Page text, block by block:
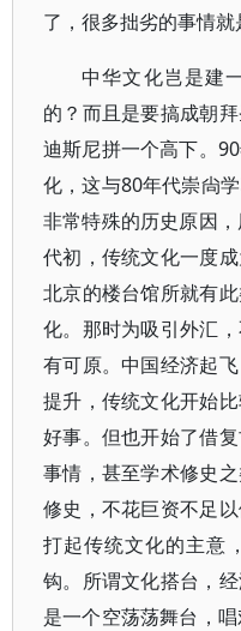
了，很多拙劣的事情就
中华文化岂是建
的？而且是要搞成朝
迪斯尼拼一个高下。
化，这与80年代崇尙
非常特殊的历史原因
代初，传统文化一度
北京的楼台馆所就有
化。那时为吸引外汇
有可原。中国经济起
提升，传统文化开始
好事。但也开始了借
事情，甚至学术修史
修史，不花巨资不足
打起传统文化的主意
钩。所谓文化搭台，
是一个空荡荡舞台，